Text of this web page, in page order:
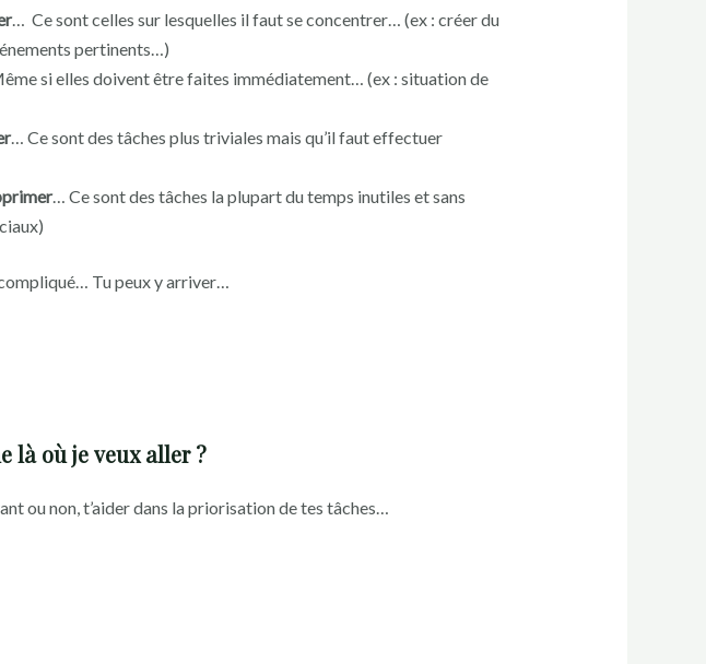
… Ce sont celles sur lesquelles il faut se concentrer… (ex : créer du
pertinents…)
si elles doivent être faites immédiatement… (ex : situation de
… Ce sont des tâches plus triviales mais qu’il faut effectuer
… Ce sont des tâches la plupart du temps inutiles et sans
Tu peux y arriver…
là où je veux aller ?
ou non, t’aider dans la priorisation de tes tâches…